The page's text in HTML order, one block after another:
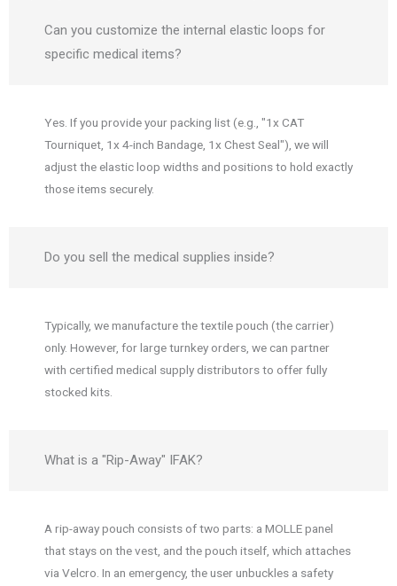
Can you customize the internal elastic loops for
specific medical items?
Yes. If you provide your packing list (e.g., "1x CAT
Tourniquet, 1x 4-inch Bandage, 1x Chest Seal"), we will
adjust the elastic loop widths and positions to hold exactly
those items securely.
Do you sell the medical supplies inside?
Typically, we manufacture the textile pouch (the carrier)
only. However, for large turnkey orders, we can partner
with certified medical supply distributors to offer fully
stocked kits.
What is a "Rip-Away" IFAK?
A rip-away pouch consists of two parts: a MOLLE panel
that stays on the vest, and the pouch itself, which attaches
via Velcro. In an emergency, the user unbuckles a safety